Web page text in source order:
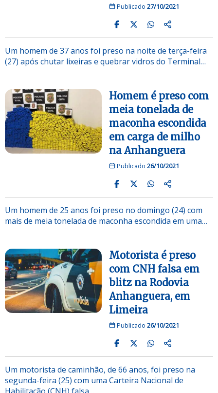
Publicado 27/10/2021
Um homem de 37 anos foi preso na noite de terça-feira
(27) após chutar lixeiras e quebrar vidros do Terminal…
Homem é preso com
meia tonelada de
maconha escondida
em carga de milho
na Anhanguera
Publicado 26/10/2021
Um homem de 25 anos foi preso no domingo (24) com
mais de meia tonelada de maconha escondida em uma…
Motorista é preso
com CNH falsa em
blitz na Rodovia
Anhanguera, em
Limeira
Publicado 26/10/2021
Um motorista de caminhão, de 66 anos, foi preso na
segunda-feira (25) com uma Carteira Nacional de